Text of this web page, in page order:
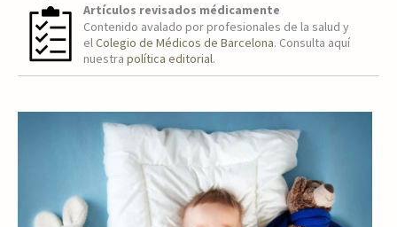
Artículos revisados médicamente
Contenido avalado por profesionales de la salud y
elColegio de Médicos de Barcelona. Consulta aquí
nuestra política editorial.